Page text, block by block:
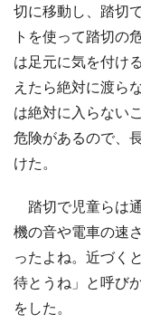
切に移動し、踏切
トを使って踏切の
は足元に気を付け
えたら絶対に渡ら
は絶対に入らない
危険があるので、
けた。
踏切で児童らは
機の音や電車の速
ったよね。近づく
待とうね」と呼び
をした。